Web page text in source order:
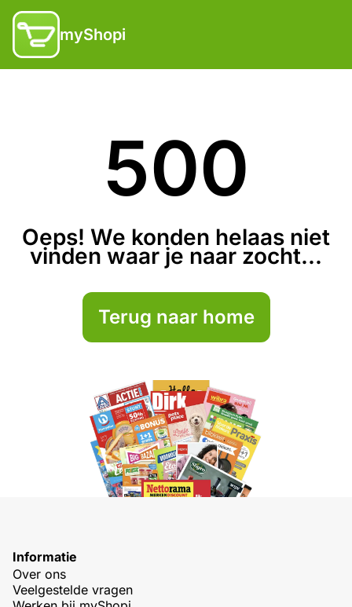
myShopi
500
Oeps! We konden helaas niet
vinden waar je naar zocht...
Terug naar home
Informatie
Over ons
Veelgestelde vragen